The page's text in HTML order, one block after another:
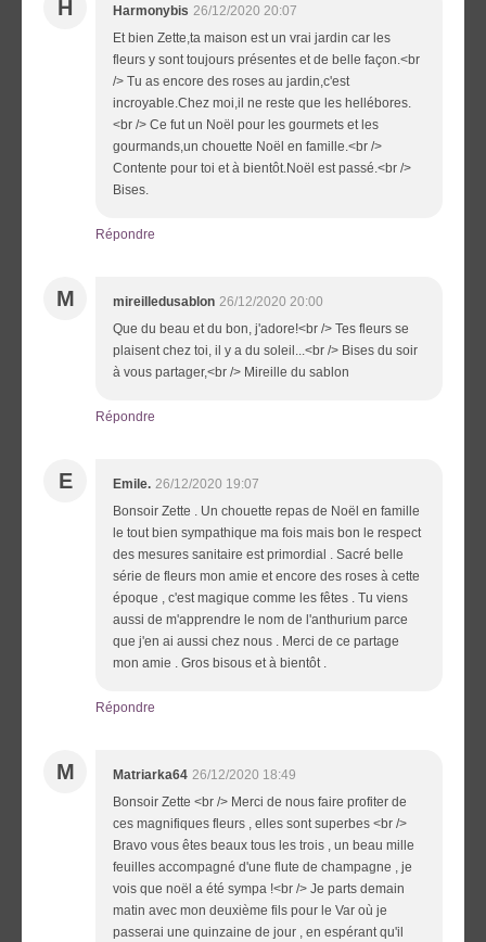
H Harmonybis 26/12/2020 20:07
Et bien Zette,ta maison est un vrai jardin car les
fleurs y sont toujours présentes et de belle façon.<br
/> Tu as encore des roses au jardin,c'est
incroyable.Chez moi,il ne reste que les hellébores.
<br /> Ce fut un Noël pour les gourmets et les
gourmands,un chouette Noël en famille.<br />
Contente pour toi et à bientôt.Noël est passé.<br />
Bises.
Répondre
M mireilledusablon 26/12/2020 20:00
Que du beau et du bon, j'adore!<br /> Tes fleurs se
plaisent chez toi, il y a du soleil...<br /> Bises du soir
à vous partager,<br /> Mireille du sablon
Répondre
E Emile. 26/12/2020 19:07
Bonsoir Zette . Un chouette repas de Noël en famille
le tout bien sympathique ma fois mais bon le respect
des mesures sanitaire est primordial . Sacré belle
série de fleurs mon amie et encore des roses à cette
époque , c'est magique comme les fêtes . Tu viens
aussi de m'apprendre le nom de l'anthurium parce
que j'en ai aussi chez nous . Merci de ce partage
mon amie . Gros bisous et à bientôt .
Répondre
M Matriarka64 26/12/2020 18:49
Bonsoir Zette <br /> Merci de nous faire profiter de
ces magnifiques fleurs , elles sont superbes <br />
Bravo vous êtes beaux tous les trois , un beau mille
feuilles accompagné d'une flute de champagne , je
vois que noël a été sympa !<br /> Je parts demain
matin avec mon deuxième fils pour le Var où je
passerai une quinzaine de jour , en espérant qu'il